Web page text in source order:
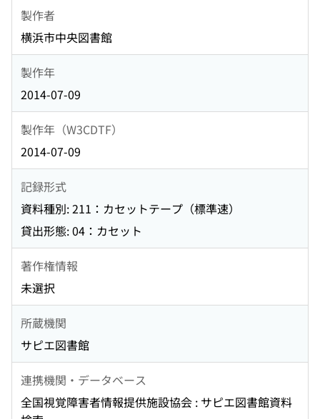
製作者
横浜市中央図書館
製作年
2014-07-09
製作年（W3CDTF）
2014-07-09
記録形式
資料種別: 211：カセットテープ（標準速）
貸出形態: 04：カセット
著作権情報
未選択
所蔵機関
サピエ図書館
連携機関・データベース
全国視覚障害者情報提供施設協会 : サピエ図書館資料